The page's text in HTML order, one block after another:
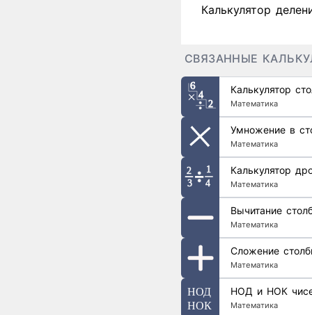
Калькулятор
СВЯЗАННЫЕ
Калькулятор
Математика
Умножение в
Математика
Калькулятор
Математика
Вычитание
Математика
Сложение
Математика
НОД и НОК
Математика